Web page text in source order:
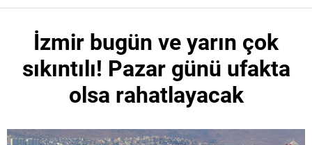
İzmir bugün ve yarın çok
sıkıntılı! Pazar günü ufakta
olsa rahatlayacak